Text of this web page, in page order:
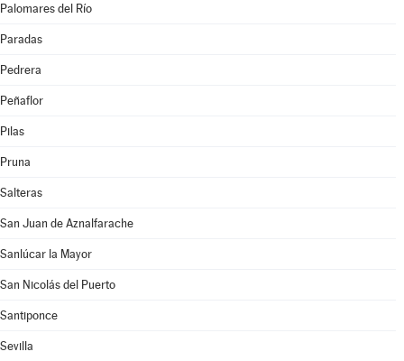
Palomares del Río
Paradas
Pedrera
Peñaflor
Pilas
Pruna
Salteras
San Juan de Aznalfarache
Sanlúcar la Mayor
San Nicolás del Puerto
Santiponce
Sevilla